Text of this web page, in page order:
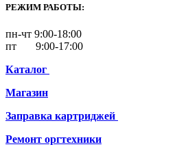
РЕЖИМ РАБОТЫ:
пн-чт 9:00-18:00
пт 9:00-17:00
Каталог
Магазин
Заправка картриджей
Ремонт оргтехники